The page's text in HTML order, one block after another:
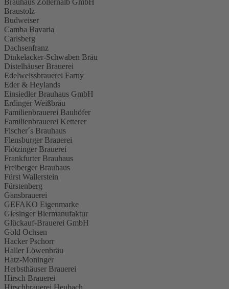
Braustolz
Budweiser
Camba Bavaria
Carlsberg
Dachsenfranz
Dinkelacker-Schwaben Bräu
Distelhäuser Brauerei
Edelweissbrauerei Farny
Eder & Heylands
Einsiedler Brauhaus GmbH
Erdinger Weißbräu
Familienbrauerei Bauhöfer
Familienbrauerei Ketterer
Fischer´s Brauhaus
Flensburger Brauerei
Flötzinger Brauerei
Frankfurter Brauhaus
Freiberger Brauhaus
Fürst Wallerstein
Fürstenberg
Gansbrauerei
GEFAKO Eigenmarke
Giesinger Biermanufaktur
Glückauf-Brauerei GmbH
Gold Ochsen
Hacker Pschorr
Haller Löwenbräu
Hatz-Moninger
Herbsthäuser Brauerei
Hirsch Brauerei
Hirschbrauerei Heubach